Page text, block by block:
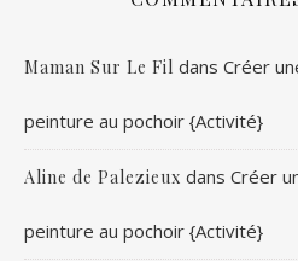
Maman Sur Le Fil dans Créer
peinture au pochoir {Activité}
Aline de Palezieux dans Créer
peinture au pochoir {Activité}